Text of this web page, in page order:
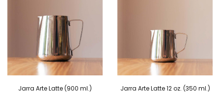
Jarra Arte Latte (900 ml.) Jarra Arte Latte 12 oz. (350 ml.)